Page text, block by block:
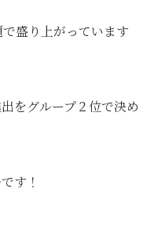
盛り上がっています
をグループ２位で決め
す！